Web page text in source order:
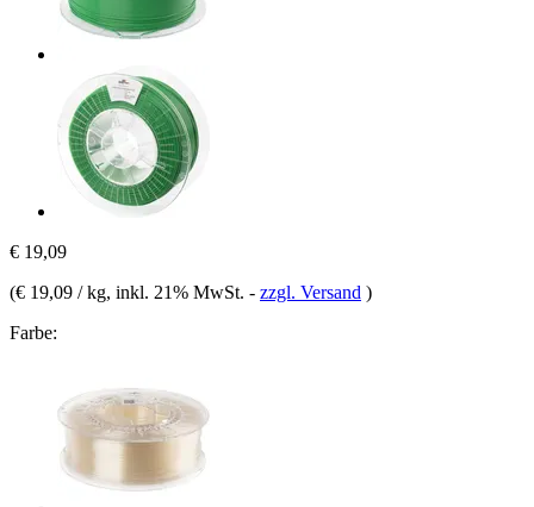
€ 19,09
(€ 19,09 / kg, inkl. 21% MwSt. - zzgl. Versand )
Farbe: